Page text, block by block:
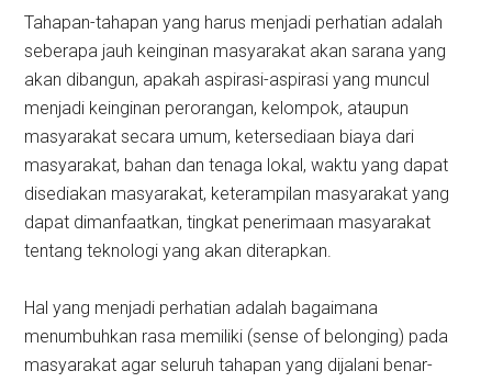
Tahapan-tahapan yang harus menjadi perhatian adalah
seberapa jauh keinginan masyarakat akan sarana yang
akan dibangun, apakah aspirasi-aspirasi yang muncul
menjadi keinginan perorangan, kelompok, ataupun
masyarakat secara umum, ketersediaan biaya dari
masyarakat, bahan dan tenaga lokal, waktu yang dapat
disediakan masyarakat, keterampilan masyarakat yang
dapat dimanfaatkan, tingkat penerimaan masyarakat
tentang teknologi yang akan diterapkan.
Hal yang menjadi perhatian adalah bagaimana
menumbuhkan rasa memiliki (sense of belonging) pada
masyarakat agar seluruh tahapan yang dijalani benar-